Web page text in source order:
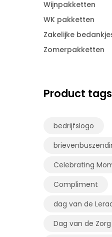
Wijnpakketten
WK pakketten
Zakelijke
Zomerpakketten
Product tags
bedrijfslogo
Celebrating
Compliment
dag van de
Dag van de Zorg